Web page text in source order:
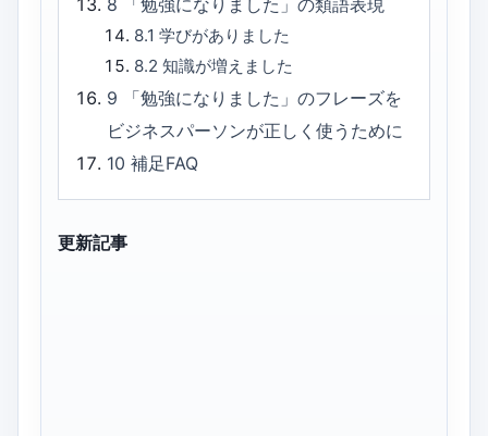
8
「勉強になりました」の類語表現
8.1 学びがありました
8.2 知識が増えました
9
「勉強になりました」のフレーズを
ビジネスパーソンが正しく使うために
10補足FAQ
更新記事